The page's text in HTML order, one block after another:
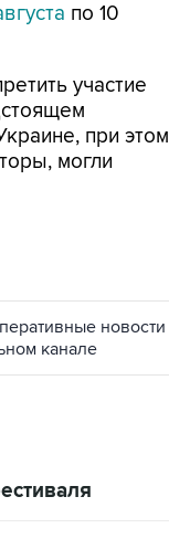
по 10
участие
при этом
могли
новости
канале